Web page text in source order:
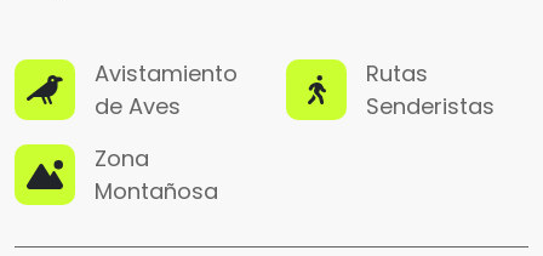
Avistamiento
de Aves
Rutas
Senderistas
Zona
Montañosa